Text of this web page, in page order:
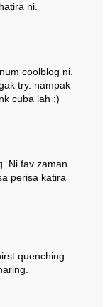
ni.
coolblog ni.
try. nampak
cuba lah :)
Ni fav zaman
perisa katira
quenching.